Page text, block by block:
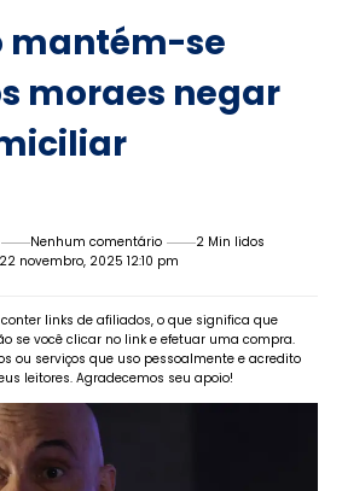
mantém-se
moraes negar
novembro, 2025 12:10 pm
Nenhum comentário 2 Min lidos
conter links de afiliados, o que significa que
se você clicar no link e efetuar uma compra.
ou serviços que uso pessoalmente e acredito
leitores. Agradecemos seu apoio!